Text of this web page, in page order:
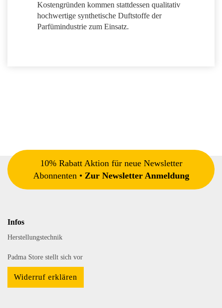
Kostengründen kommen stattdessen qualitativ
hochwertige synthetische Duftstoffe der
Parfümindustrie zum Einsatz.
10% Rabatt Aktion für neue Newsletter
Abonnenten • Zur Newsletter Anmeldung
Infos
Herstellungstechnik
Padma Store stellt sich vor
Widerruf erklären